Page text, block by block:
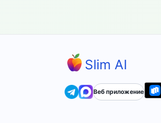
Slim AI
Веб приложение